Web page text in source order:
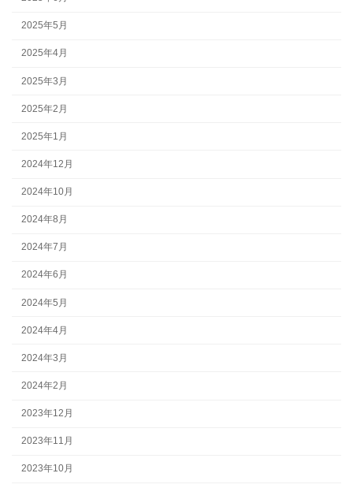
2025年5月
2025年4月
2025年3月
2025年2月
2025年1月
2024年12月
2024年10月
2024年8月
2024年7月
2024年6月
2024年5月
2024年4月
2024年3月
2024年2月
2023年12月
2023年11月
2023年10月